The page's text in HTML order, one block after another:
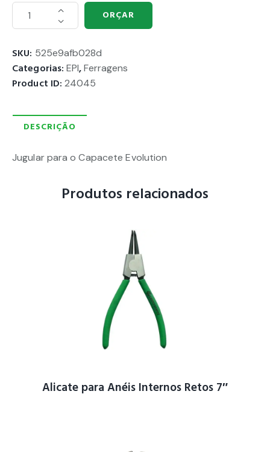
ORÇAR
SKU: 525e9afb028d
Categorias:EPI,Ferragens
Product ID:24045
DESCRIÇÃO
Jugular para o Capacete Evolution
Produtos relacionados
Alicate para Anéis Internos Retos 7″